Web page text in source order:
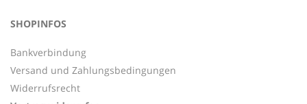
SHOPINFOS
Bankverbindung
Versand und Zahlungsbedingungen
Widerrufsrecht